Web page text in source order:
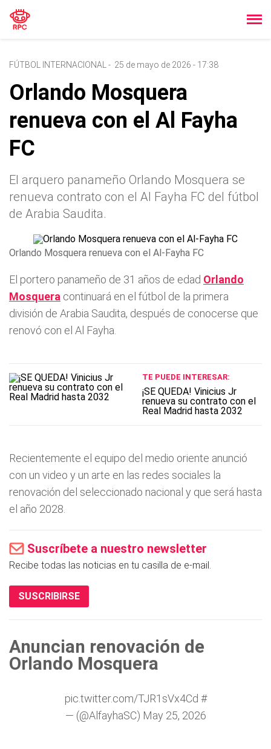
FÚTBOL INTERNACIONAL - 25 de mayo de 2026 - 17:38
Orlando Mosquera
renueva con el Al Fayha
FC
El arquero panameño Orlando Mosquera se
renueva contrato con el Al Fayha FC del fútbol
de Arabia Saudita.
Orlando Mosquera renueva con el Al-Fayha FC
El portero panameño de 31 años de edad Orlando
Mosquera continuará en el fútbol de la primera
división de Arabia Saudita, después de conocerse que
renovó con el Al Fayha.
TE PUEDE INTERESAR:
¡SE QUEDA! Vinicius Jr
renueva su contrato con el
Real Madrid hasta 2032
Recientemente el equipo del medio oriente anunció
con un video y un arte en las redes sociales la
renovación del seleccionado nacional y que será hasta
el año 2028.
Suscríbete a nuestro newsletter
Recibe todas las noticias en tu casilla de e-mail.
SUSCRIBIRSE
Anuncian renovación de
Orlando Mosquera
#
pic.twitter.com/TJR1sVx4Cd
— (@AlfayhaSC) May 25, 2026